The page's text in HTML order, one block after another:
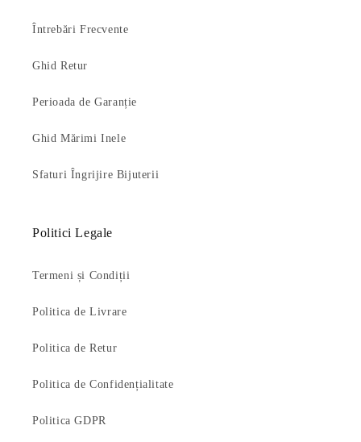
Întrebări Frecvente
Ghid Retur
Perioada de Garanție
Ghid Mărimi Inele
Sfaturi Îngrijire Bijuterii
Politici Legale
Termeni și Condiții
Politica de Livrare
Politica de Retur
Politica de Confidențialitate
Politica GDPR